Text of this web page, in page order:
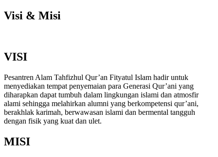
Visi & Misi
VISI
Pesantren Alam Tahfizhul Qur’an Fityatul Islam hadir untuk
menyediakan tempat penyemaian para Generasi Qur’ani yang
diharapkan dapat tumbuh dalam lingkungan islami dan atmosfir
alami sehingga melahirkan alumni yang berkompetensi qur’ani,
berakhlak karimah, berwawasan islami dan bermental tangguh
dengan fisik yang kuat dan ulet.
MISI